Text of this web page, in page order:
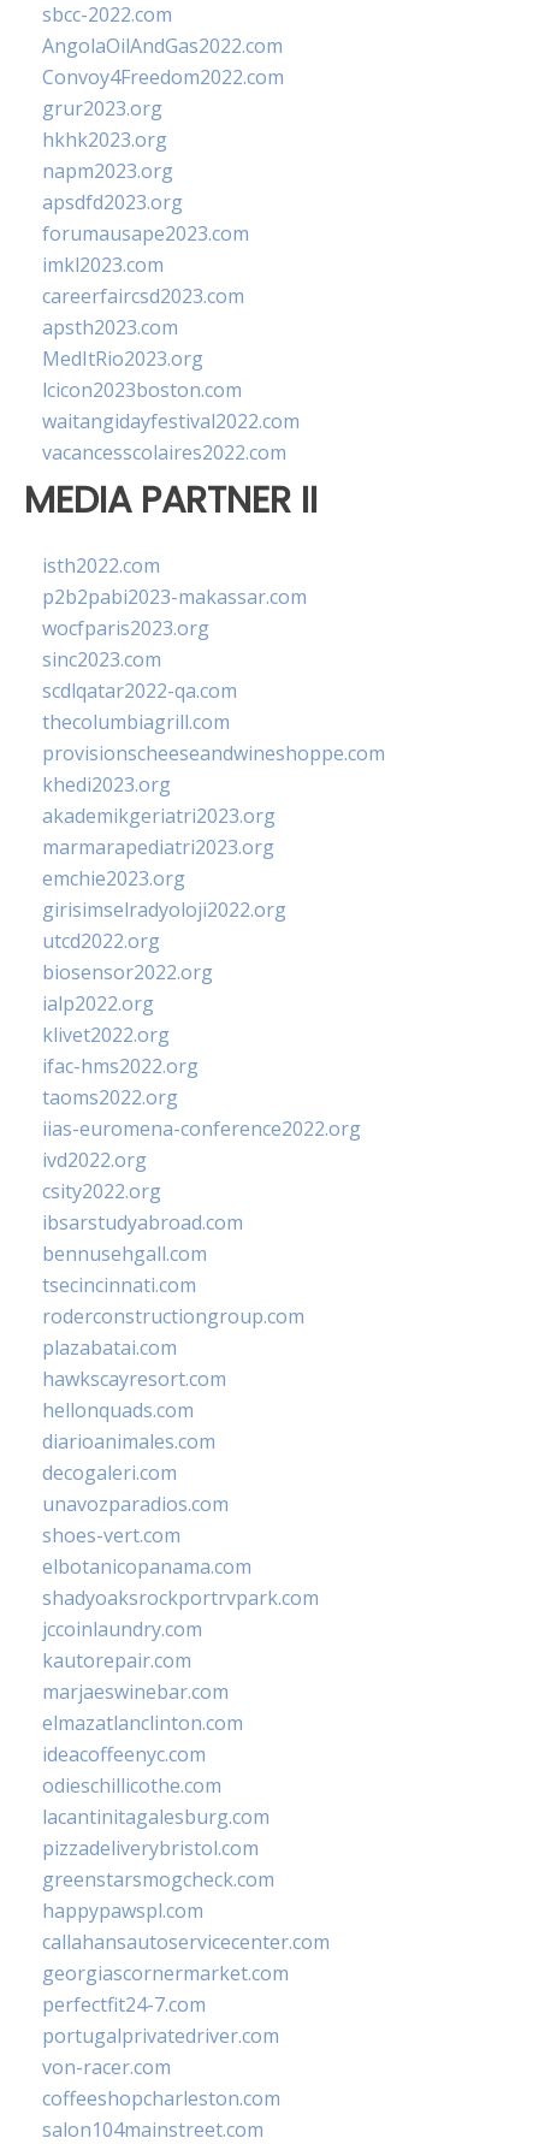
sbcc-2022.com
AngolaOilAndGas2022.com
Convoy4Freedom2022.com
grur2023.org
hkhk2023.org
napm2023.org
apsdfd2023.org
forumausape2023.com
imkl2023.com
careerfaircsd2023.com
apsth2023.com
MedItRio2023.org
lcicon2023boston.com
waitangidayfestival2022.com
vacancesscolaires2022.com
MEDIA PARTNER II
isth2022.com
p2b2pabi2023-makassar.com
wocfparis2023.org
sinc2023.com
scdlqatar2022-qa.com
thecolumbiagrill.com
provisionscheeseandwineshoppe.com
khedi2023.org
akademikgeriatri2023.org
marmarapediatri2023.org
emchie2023.org
girisimselradyoloji2022.org
utcd2022.org
biosensor2022.org
ialp2022.org
klivet2022.org
ifac-hms2022.org
taoms2022.org
iias-euromena-conference2022.org
ivd2022.org
csity2022.org
ibsarstudyabroad.com
bennusehgall.com
tsecincinnati.com
roderconstructiongroup.com
plazabatai.com
hawkscayresort.com
hellonquads.com
diarioanimales.com
decogaleri.com
unavozparadios.com
shoes-vert.com
elbotanicopanama.com
shadyoaksrockportrvpark.com
jccoinlaundry.com
kautorepair.com
marjaeswinebar.com
elmazatlanclinton.com
ideacoffeenyc.com
odieschillicothe.com
lacantinitagalesburg.com
pizzadeliverybristol.com
greenstarsmogcheck.com
happypawspl.com
callahansautoservicecenter.com
georgiascornermarket.com
perfectfit24-7.com
portugalprivatedriver.com
von-racer.com
coffeeshopcharleston.com
salon104mainstreet.com